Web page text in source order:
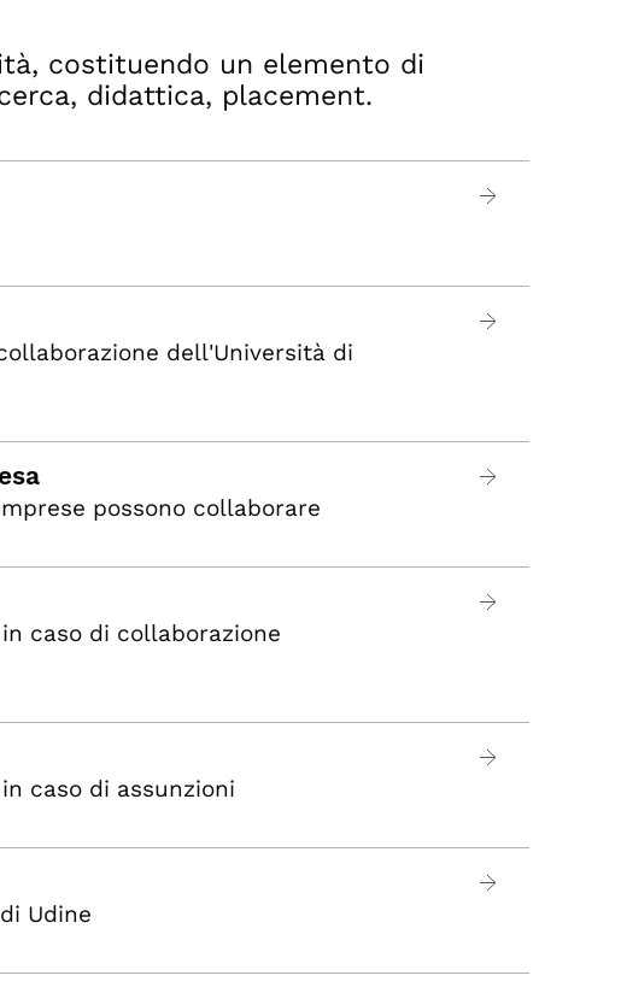
costituendo un elemento di
didattica, placement.
dell'Università di
possono collaborare
caso di collaborazione
caso di assunzioni
Udine